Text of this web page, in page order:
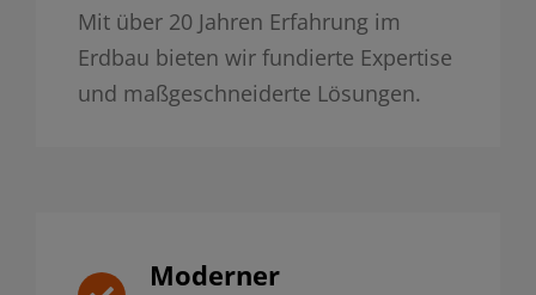
Mit über 20 Jahren Erfahrung im
Erdbau bieten wir fundierte Expertise
und maßgeschneiderte Lösungen.
Moderner